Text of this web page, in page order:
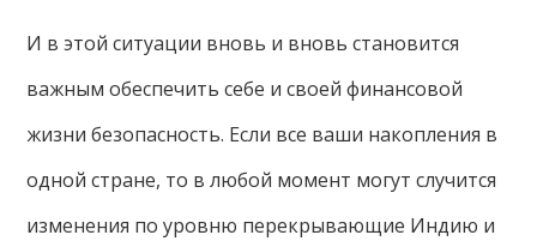
И в этой ситуации вновь и вновь становится
важным обеспечить себе и своей финансовой
жизни безопасность. Если все ваши накопления в
одной стране, то в любой момент могут случится
изменения по уровню перекрывающие Индию и